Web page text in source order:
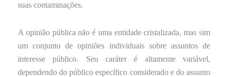
suas contaminações.
A opinião pública não é uma entidade cristalizada, mas sim
um conjunto de opiniões individuais sobre assuntos de
interesse público. Seu caráter é altamente variável,
dependendo do público específico considerado e do assunto